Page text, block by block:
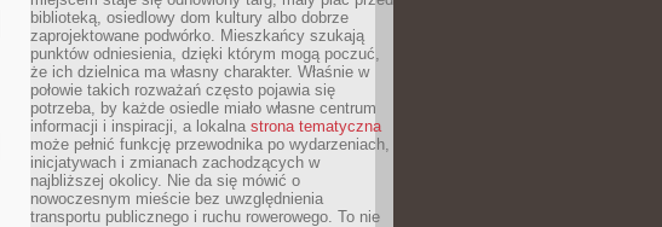
biblioteką, osiedlowy dom kultury albo dobrze
zaprojektowane podwórko. Mieszkańcy szukają
punktów odniesienia, dzięki którym mogą poczuć,
że ich dzielnica ma własny charakter. Właśnie w
połowie takich rozważań często pojawia się
potrzeba, by każde osiedle miało własne centrum
informacji i inspiracji, a lokalna strona tematyczna
może pełnić funkcję przewodnika po wydarzeniach,
inicjatywach i zmianach zachodzących w
najbliższej okolicy. Nie da się mówić o
nowoczesnym mieście bez uwzględnienia
transportu publicznego i ruchu rowerowego. To nie